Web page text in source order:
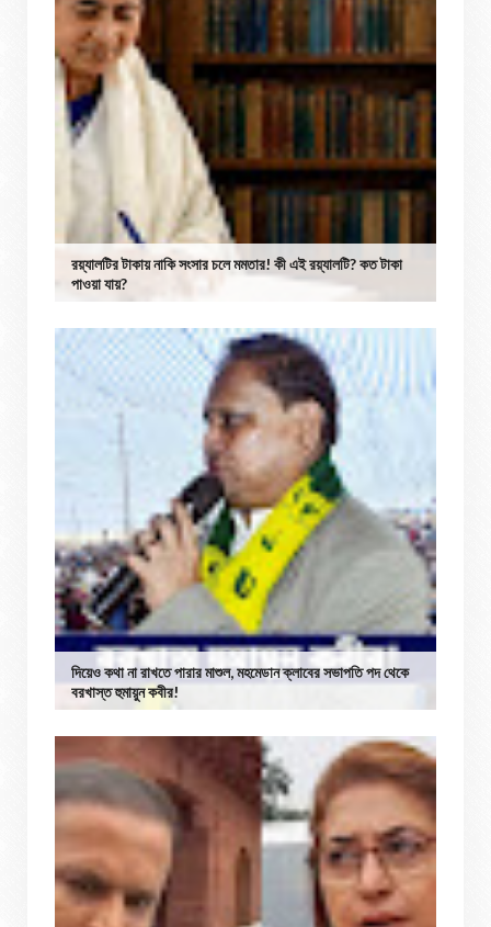
রয়্যালটির টাকায় নাকি সংসার চলে মমতার! কী এই রয়্যালটি? কত টাকা
পাওয়া যায়?
দিয়েও কথা না রাখতে পারার মাশুল, মহমেডান ক্লাবের সভাপতি পদ থেকে
বরখাস্ত হুমায়ুন কবীর!